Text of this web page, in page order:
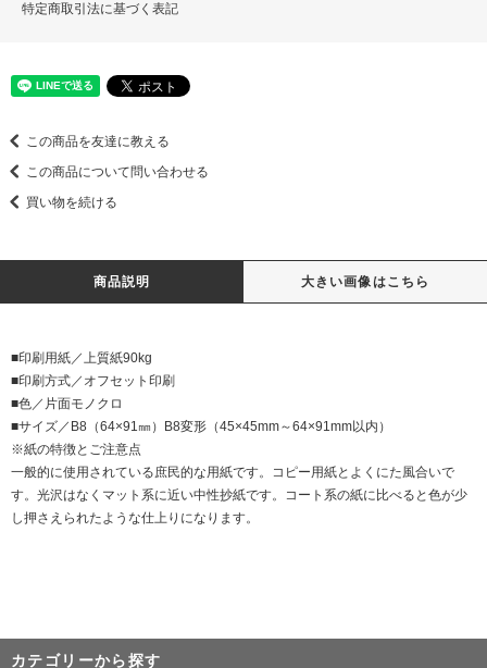
特定商取引法に基づく表記
この商品を友達に教える
この商品について問い合わせる
買い物を続ける
商品説明 大きい画像はこちら
■印刷用紙／上質紙90kg
■印刷方式／オフセット印刷
■色／片面モノクロ
■サイズ／B8（64×91㎜）B8変形（45×45mm～64×91mm以内）
※紙の特徴とご注意点
一般的に使用されている庶民的な用紙です。コピー用紙とよくにた風合いで
す。光沢はなくマット系に近い中性抄紙です。コート系の紙に比べると色が少
し押さえられたような仕上りになります。
カテゴリーから探す